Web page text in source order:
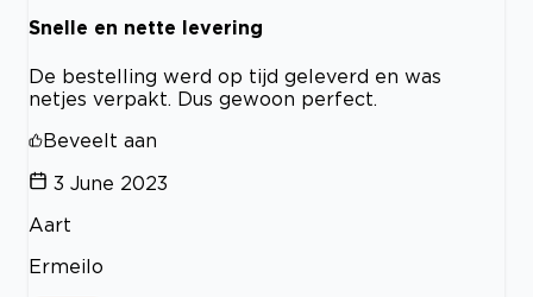
Snelle en nette levering
De bestelling werd op tijd geleverd en was
netjes verpakt. Dus gewoon perfect.
Beveelt aan
3 June 2023
Aart
Ermeilo